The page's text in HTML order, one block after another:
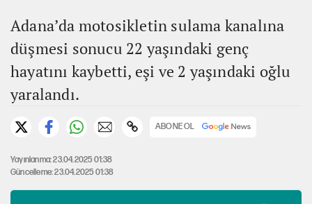
Adana’da motosikletin sulama kanalına
düşmesi sonucu 22 yaşındaki genç
hayatını kaybetti, eşi ve 2 yaşındaki oğlu
yaralandı.
ABONE OL
Yayınlanma: 23.04.2025 01:38
Güncelleme: 23.04.2025 01:38